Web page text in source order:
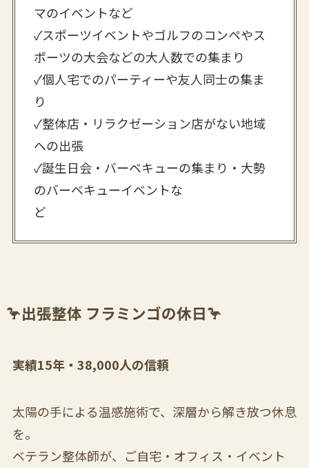
マのイベントなど
✓スポーツイベントやゴルフのコンペやス
ポーツの大会などの大人数での集まり
✓個人宅でのパーティーや友人同士の集ま
り
✓整体店・リラクゼーション店がない地域
への出張
✓誕生日会・バーベキューの集まり・大勢
のバーベキューイベントな
ど
🦩出張整体 フラミンゴの休日🦩
実績15年・38,000人の信頼
太陽の手による温感施術で、深層から解き放つ休息
を。
ベテラン整体師が、ご自宅・オフィス・イベント